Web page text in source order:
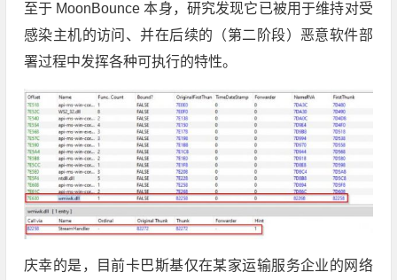
至于 MoonBounce 本身，研究发现它已被用于维持对受
感染主机的访问、并在后续的（第二阶段）恶意软件部
署过程中发挥各种可执行的特性。
庆幸的是，目前卡巴斯基仅在某家运输服务企业的网络